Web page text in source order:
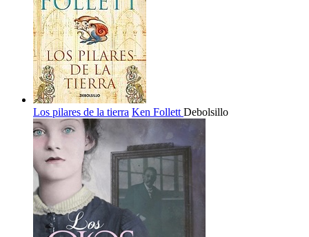
Los pilares de la tierra Ken Follett Debolsillo